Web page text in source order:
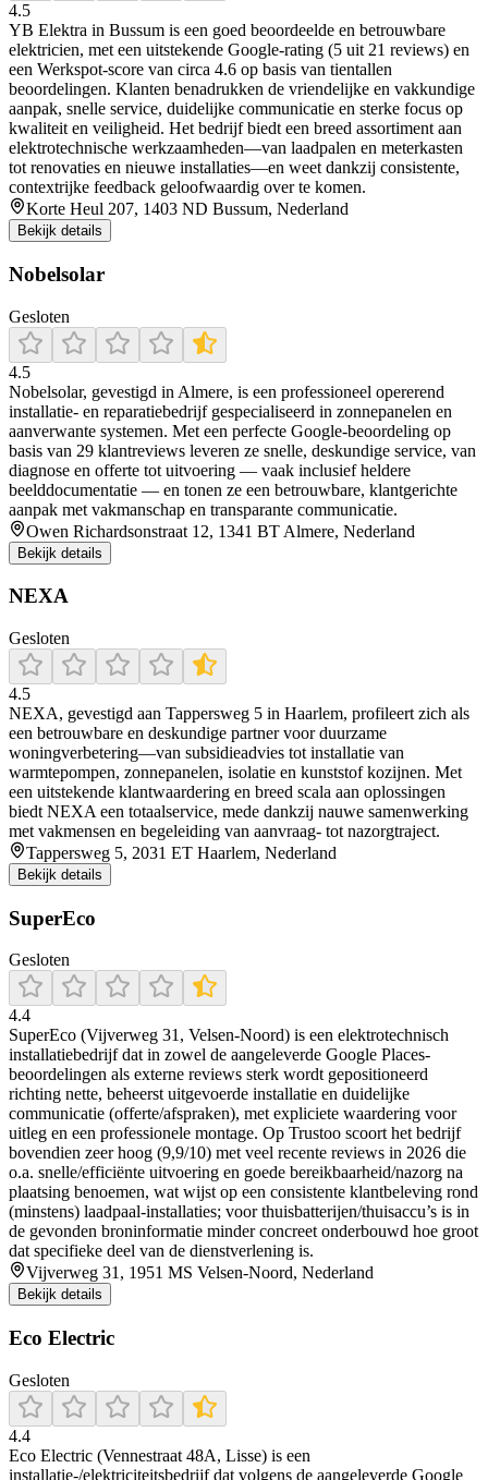
4.5
YB Elektra in Bussum is een goed beoordeelde en betrouwbare
elektricien, met een uitstekende Google‑rating (5 uit 21 reviews) en
een Werkspot‑score van circa 4.6 op basis van tientallen
beoordelingen. Klanten benadrukken de vriendelijke en vakkundige
aanpak, snelle service, duidelijke communicatie en sterke focus op
kwaliteit en veiligheid. Het bedrijf biedt een breed assortiment aan
elektrotechnische werkzaamheden—van laadpalen en meterkasten
tot renovaties en nieuwe installaties—en weet dankzij consistente,
contextrijke feedback geloofwaardig over te komen.
Korte Heul 207, 1403 ND Bussum, Nederland
Bekijk details
Nobelsolar
Gesloten
4.5
Nobelsolar, gevestigd in Almere, is een professioneel opererend
installatie- en reparatiebedrijf gespecialiseerd in zonnepanelen en
aanverwante systemen. Met een perfecte Google-beoordeling op
basis van 29 klantreviews leveren ze snelle, deskundige service, van
diagnose en offerte tot uitvoering — vaak inclusief heldere
beelddocumentatie — en tonen ze een betrouwbare, klantgerichte
aanpak met vakmanschap en transparante communicatie.
Owen Richardsonstraat 12, 1341 BT Almere, Nederland
Bekijk details
NEXA
Gesloten
4.5
NEXA, gevestigd aan Tappersweg 5 in Haarlem, profileert zich als
een betrouwbare en deskundige partner voor duurzame
woningverbetering—van subsidieadvies tot installatie van
warmtepompen, zonnepanelen, isolatie en kunststof kozijnen. Met
een uitstekende klantwaardering en breed scala aan oplossingen
biedt NEXA een totaalservice, mede dankzij nauwe samenwerking
met vakmensen en begeleiding van aanvraag- tot nazorgtraject.
Tappersweg 5, 2031 ET Haarlem, Nederland
Bekijk details
SuperEco
Gesloten
4.4
SuperEco (Vijverweg 31, Velsen-Noord) is een elektrotechnisch
installatiebedrijf dat in zowel de aangeleverde Google Places-
beoordelingen als externe reviews sterk wordt gepositioneerd
richting nette, beheerst uitgevoerde installatie en duidelijke
communicatie (offerte/afspraken), met expliciete waardering voor
uitleg en een professionele montage. Op Trustoo scoort het bedrijf
bovendien zeer hoog (9,9/10) met veel recente reviews in 2026 die
o.a. snelle/efficiënte uitvoering en goede bereikbaarheid/nazorg na
plaatsing benoemen, wat wijst op een consistente klantbeleving rond
(minstens) laadpaal-installaties; voor thuisbatterijen/thuisaccu’s is in
de gevonden broninformatie minder concreet onderbouwd hoe groot
dat specifieke deel van de dienstverlening is.
Vijverweg 31, 1951 MS Velsen-Noord, Nederland
Bekijk details
Eco Electric
Gesloten
4.4
Eco Electric (Vennestraat 48A, Lisse) is een
installatie-/elektriciteitsbedrijf dat volgens de aangeleverde Google